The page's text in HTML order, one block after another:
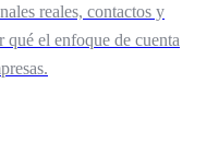
reales, contactos y
el enfoque de cuenta